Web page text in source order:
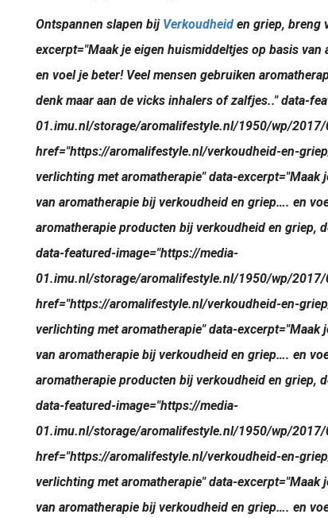
Ontspannen slapen bij Verkoudheid en griep, breng
excerpt="Maak je eigen huismiddeltjes op basis
en voel je beter! Veel mensen gebruiken
denk maar aan de vicks inhalers of zalfjes.." data-
01.imu.nl/storage/aromalifestyle.nl/1950/wp/
href="https://aromalifestyle.nl/verkoudheid-en-
verlichting met aromatherapie" data-excerpt="Maak
van aromatherapie bij verkoudheid en griep…. en
aromatherapie producten bij verkoudheid en griep,
data-featured-image="https://media-
01.imu.nl/storage/aromalifestyle.nl/1950/wp/
href="https://aromalifestyle.nl/verkoudheid-en-
verlichting met aromatherapie" data-excerpt="Maak
van aromatherapie bij verkoudheid en griep…. en
aromatherapie producten bij verkoudheid en griep,
data-featured-image="https://media-
01.imu.nl/storage/aromalifestyle.nl/1950/wp/
href="https://aromalifestyle.nl/verkoudheid-en-
verlichting met aromatherapie" data-excerpt="Maak
van aromatherapie bij verkoudheid en griep…. en